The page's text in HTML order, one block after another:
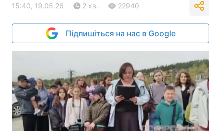
15:40, 19.05.26 2 хв. 22940
Підпишіться на нас в Google